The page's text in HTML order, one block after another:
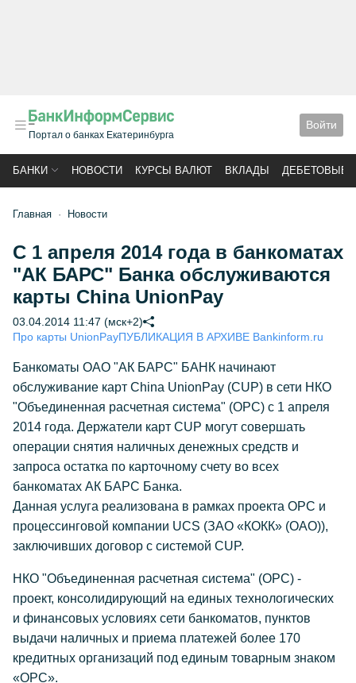
Портал о банках Екатеринбурга
Войти
БАНКИ НОВОСТИ КУРСЫ ВАЛЮТ ВКЛАДЫ ДЕБЕТОВЫЕ
Главная Новости
С 1 апреля 2014 года в банкоматах
"АК БАРС" Банка обслуживаются
карты China UnionPay
03.04.2014 11:47 (мск+2)
Про карты UnionPayПУБЛИКАЦИЯ В АРХИВЕ Bankinform.ru
Банкоматы ОАО "АК БАРС" БАНК начинают
обслуживание карт China UnionPay (CUP) в сети НКО
"Объединенная расчетная система" (ОРС) с 1 апреля
2014 года. Держатели карт CUP могут совершать
операции снятия наличных денежных средств и
запроса остатка по карточному счету во всех
банкоматах АК БАРС Банка.
Данная услуга реализована в рамках проекта ОРС и
процессинговой компании UCS (ЗАО «КОКК» (ОАО)),
заключивших договор с системой CUP.
НКО "Объединенная расчетная система" (ОРС) -
проект, консолидирующий на единых технологических
и финансовых условиях сети банкоматов, пунктов
выдачи наличных и приема платежей более 170
кредитных организаций под единым товарным знаком
«ОРС».